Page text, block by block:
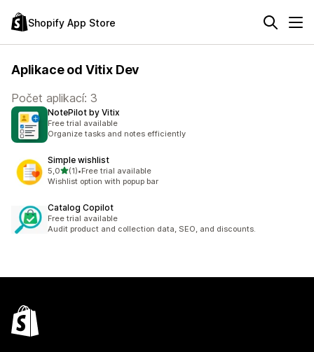
Shopify App Store
Aplikace od Vitix Dev
Počet aplikací: 3
NotePilot by Vitix
Free trial available
Organize tasks and notes efficiently
Simple wishlist
5,0z 5 hvězd
(1)
Celkový počet recenzí: 1
•Free trial available
Wishlist option with popup bar
Catalog Copilot
Free trial available
Audit product and collection data, SEO, and discounts.